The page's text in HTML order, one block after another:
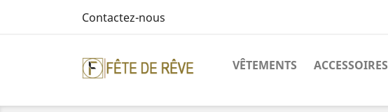
Contactez-nous
VÊTEMENTS ACCESSOIRES